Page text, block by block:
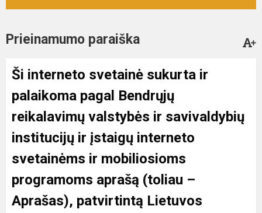
Prieinamumo paraiška
Ši interneto svetainė sukurta ir
palaikoma pagal Bendrųjų
reikalavimų valstybės ir savivaldybių
institucijų ir įstaigų interneto
svetainėms ir mobiliosioms
programoms aprašą (toliau –
Aprašas), patvirtintą Lietuvos